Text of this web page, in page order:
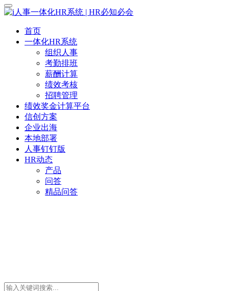
首页
一体化HR系统
组织人事
考勤排班
薪酬计算
绩效考核
招聘管理
绩效奖金计算平台
信创方案
企业出海
本地部署
人事钉钉版
HR动态
产品
问答
精品问答